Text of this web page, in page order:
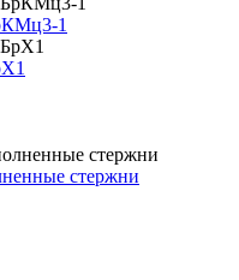
1
стержни